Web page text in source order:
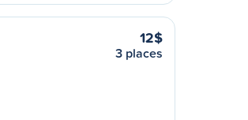
12$
3 places